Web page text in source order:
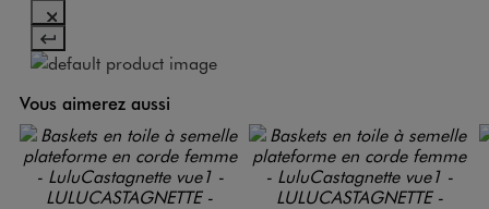
Vous aimerez aussi